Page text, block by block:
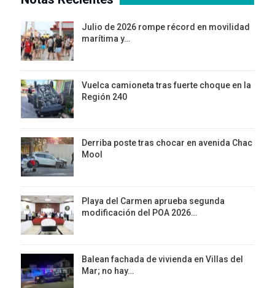
Julio de 2026 rompe récord en movilidad
marítima y…
Vuelca camioneta tras fuerte choque en la
Región 240
Derriba poste tras chocar en avenida Chac
Mool
Playa del Carmen aprueba segunda
modificación del POA 2026…
Balean fachada de vivienda en Villas del
Mar; no hay…